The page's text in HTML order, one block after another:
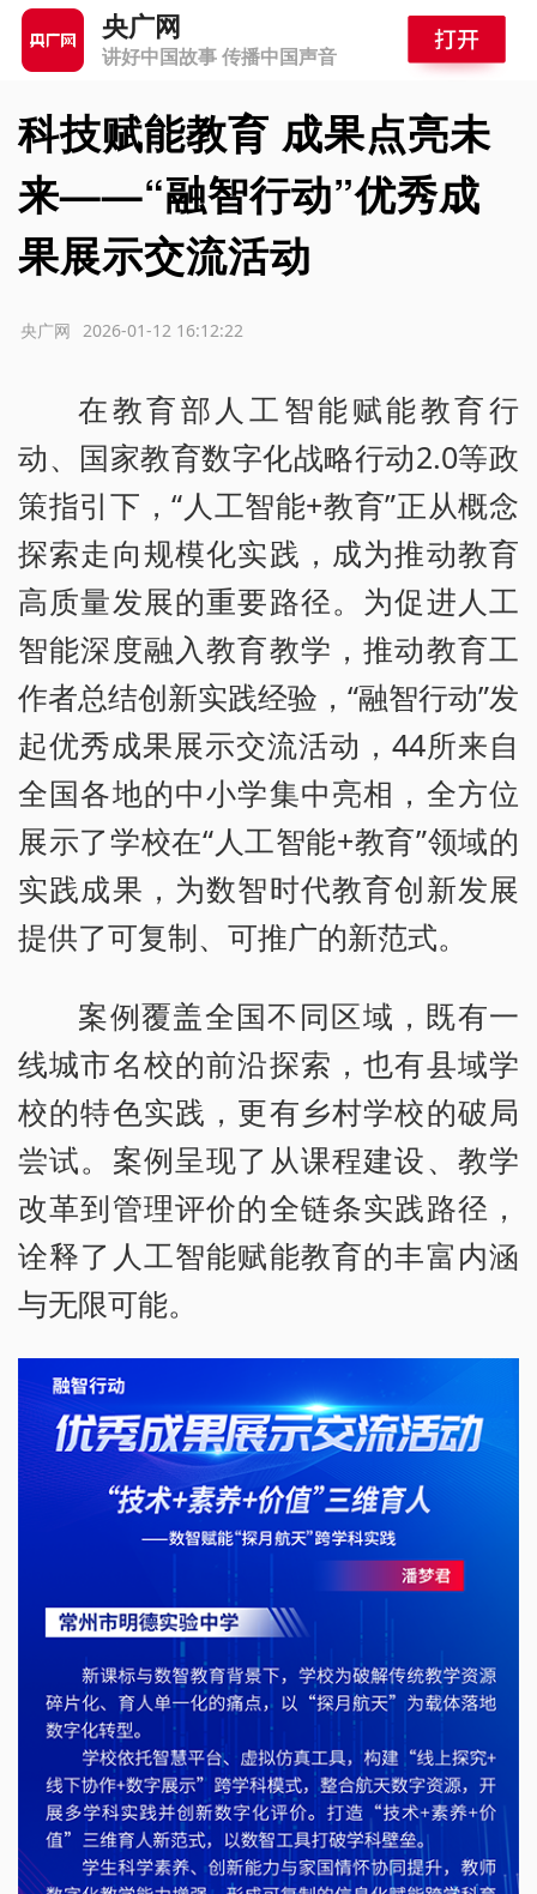
央广网
讲好中国故事 传播中国声音
科技赋能教育 成果点亮未
来——“融智行动”优秀成
果展示交流活动
2026-01-12 16:12:22
央广网
在教育部人工智能赋能教育行
动、国家教育数字化战略行动2.0等政
策指引下，“人工智能+教育”正从概念
探索走向规模化实践，成为推动教育
高质量发展的重要路径。为促进人工
智能深度融入教育教学，推动教育工
作者总结创新实践经验，“融智行动”发
起优秀成果展示交流活动，44所来自
全国各地的中小学集中亮相，全方位
展示了学校在“人工智能+教育”领域的
实践成果，为数智时代教育创新发展
提供了可复制、可推广的新范式。
案例覆盖全国不同区域，既有一
线城市名校的前沿探索，也有县域学
校的特色实践，更有乡村学校的破局
尝试。案例呈现了从课程建设、教学
改革到管理评价的全链条实践路径，
诠释了人工智能赋能教育的丰富内涵
与无限可能。